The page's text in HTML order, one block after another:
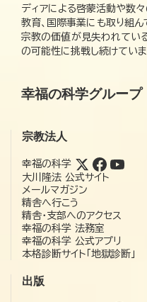
ディアによる啓蒙活動や数
教育、国際事業にも取り組ん
宗教の価値が見失われてい
の可能性に挑戦し続けていま
幸福の科学グループ
宗教法人
幸福の科学
大川隆法 公式サイト
メールマガジン
精舎へ行こう
精舎・支部へのアクセス
幸福の科学 法務室
幸福の科学 公式アプリ
本格診断サイト「地獄診断」
出版